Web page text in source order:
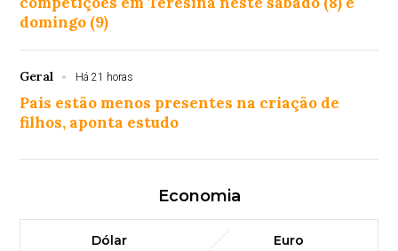
domingo (9)
Geral Há 21 horas
Pais estão menos presentes na criação de
filhos, aponta estudo
Economia
Dólar
Euro